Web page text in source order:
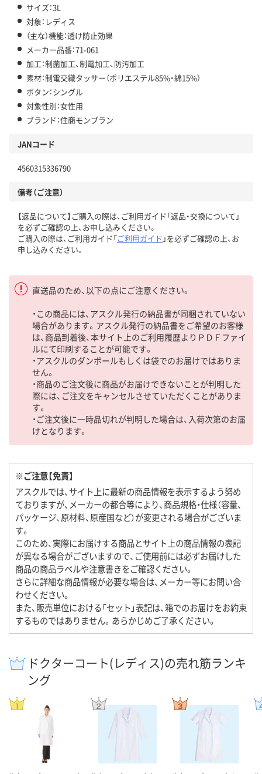
サイズ：3L
対象：レディス
（主な）機能：透け防止効果
メーカー品番：71-061
加工：制菌加工、制電加工、防汚加工
素材：制電交織タッサー（ポリエステル85%・綿15%）
ボタン：シングル
対象性別：女性用
ブランド：住商モンブラン
JANコード
4560315336790
備考（ご注意）
【返品について】ご購入の際は、ご利用ガイド「返品・交換について」
を必ずご確認の上、お申し込みください。
ご購入の際は、ご利用ガイド「ご利用ガイド 」を必ずご確認の上、お
申し込みください。
直送品のため、以下の点にご注意ください。
・この商品には、アスクル発行の納品書が同梱されていない
場合があります。アスクル発行の納品書をご希望のお客様
は、商品到着後、本サイト上のご利用履歴よりＰＤＦファイ
ルにて印刷することが可能です。
・アスクルのダンボールもしくは袋でのお届けではありま
せん。
・商品のご注文後に商品がお届けできないことが判明した
際には、ご注文をキャンセルさせていただくことがありま
す。
・ご注文後に一時品切れが判明した場合は、入荷次第のお届
けとなります。
※ご注意【免責】
アスクルでは、サイト上に最新の商品情報を表示するよう努め
ておりますが、メーカーの都合等により、商品規格・仕様（容量、
パッケージ、原材料、原産国など）が変更される場合がございま
す。
このため、実際にお届けする商品とサイト上の商品情報の表記
が異なる場合がございますので、ご使用前には必ずお届けした
商品の商品ラベルや注意書きをご確認ください。
さらに詳細な商品情報が必要な場合は、メーカー等にお問い合
わせください。
また、販売単位における「セット」表記は、箱でのお届けをお約束
するものではありません。あらかじめご了承ください。
ドクターコート(レディス)の売れ筋ランキ
ング